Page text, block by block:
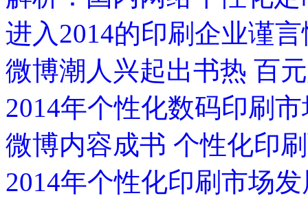
进入2014的印刷企业谨
微博潮人兴起出书热 百
2014年个性化数码印刷
微博内容成书 个性化印
2014年个性化印刷市场